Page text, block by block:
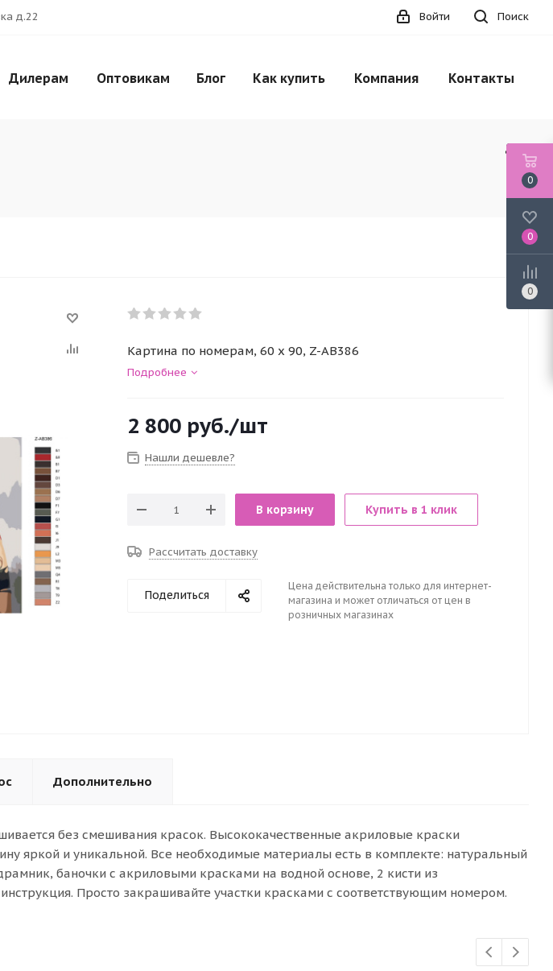
д.22 Поиск
Войти
Дилерам Оптовикам Блог Как купить Компания Контакты
Картина по номерам, 60 x 90, Z-AB386
Подробнее
2 800 руб./шт
Нашли дешевле?
В корзину Купить в 1 клик
Рассчитать доставку
Поделиться
Цена действительна только для интернет-
магазина и может отличаться от цен в
розничных магазинах
Дополнительно
без смешивания красок. Высококачественные акриловые краски
яркой и уникальной. Все необходимые материалы есть в комплекте: натуральный
баночки с акриловыми красками на водной основе, 2 кисти из
Просто закрашивайте участки красками с соответствующим номером.
0
0
0